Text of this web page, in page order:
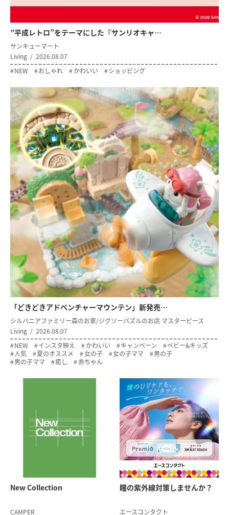
”平成レトロ”をテーマにした『サンリオキャ…
サンキューマート
Living
2026.08.07
NEW
おしゃれ かわいい ショッピング
「どきどきアドベンチャーマウンテン」新発売…
シルバニアファミリー森のお家/ジグソーパズルのお店 マスターピース
Living
2026.08.07
NEW
インスタ映え かわいい キャンペーン
ベビー&キッズ
人気
夏のオススメ 女の子 女の子ママ
男の子
男の子ママ
癒し 赤ちゃん
New Collection
CAMPER
瞳の紫外線対策しませんか？
エースコンタクト